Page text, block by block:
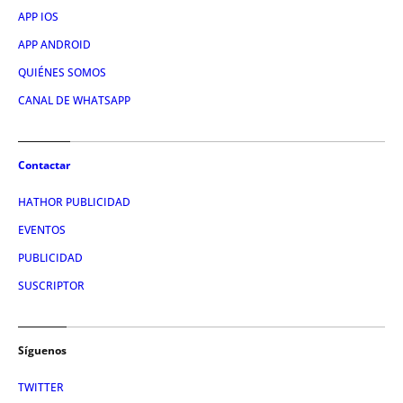
APP IOS
APP ANDROID
QUIÉNES SOMOS
CANAL DE WHATSAPP
Contactar
HATHOR PUBLICIDAD
EVENTOS
PUBLICIDAD
SUSCRIPTOR
Síguenos
TWITTER